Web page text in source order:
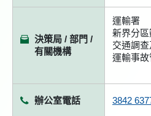
決策局 / 部門 /
有關機構
運輸署
新界分區
交通調
運輸事故
辦公室電話 3842